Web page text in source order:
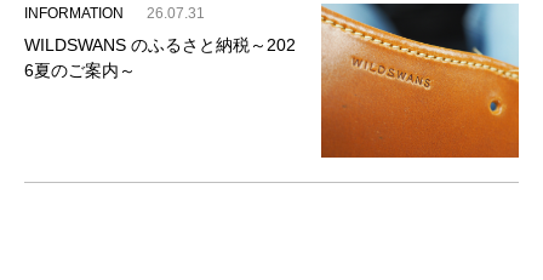
INFORMATION 26.07.31
WILDSWANS のふるさと納税～202
6夏のご案内～